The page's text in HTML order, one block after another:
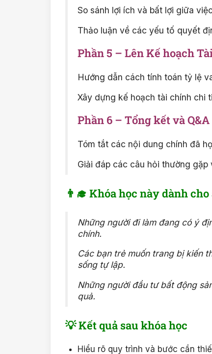
So sánh lợi ích và bất lợi giữa
Thảo luận về các yếu tố quyết
Phần 5 – Lên Kế hoạch
Hướng dẫn cách tính toán tỷ lệ
Xây dựng kế hoạch tài chính chi
Phần 6 – Tổng kết và Q&A
Tóm tắt các nội dung chính đã
Giải đáp các câu hỏi thường
👨‍🎓 Khóa học này dành cho
Những người đi làm đang có ý
chính.
Các bạn trẻ muốn trang bị kiến
sống tự lập.
Những người đầu tư bất động
quả.
💡 Kết quả sau khóa học
Hiểu rõ quy trình và bước cần